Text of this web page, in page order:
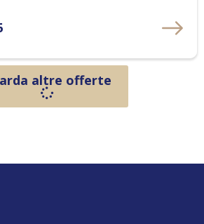
altre offerte